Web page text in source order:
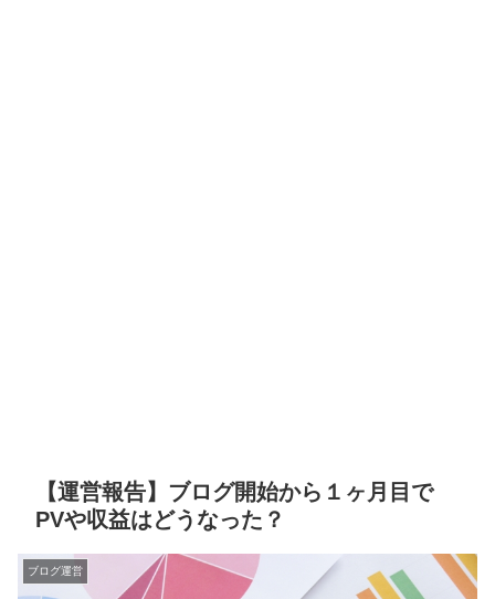
【運営報告】ブログ開始から１ヶ月目で
PVや収益はどうなった？
ブログ運営